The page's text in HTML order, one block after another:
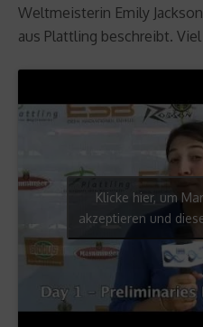
Weltmeisterin Emily
aus Plattling beschreibt.
Klicke hier, um
akzeptieren und